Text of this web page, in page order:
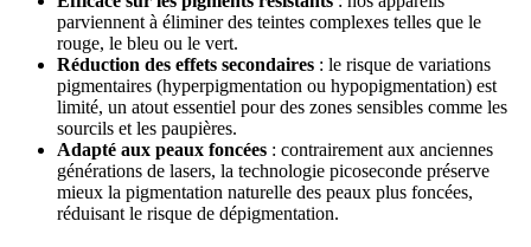
parviennent à éliminer des teintes complexes telles que le
rouge, le bleu ou le vert.
Réduction des effets secondaires : le risque de variations
pigmentaires (hyperpigmentation ou hypopigmentation) est
limité, un atout essentiel pour des zones sensibles comme les
sourcils et les paupières.
Adapté aux peaux foncées : contrairement aux anciennes
générations de lasers, la technologie picoseconde préserve
mieux la pigmentation naturelle des peaux plus foncées,
réduisant le risque de dépigmentation.